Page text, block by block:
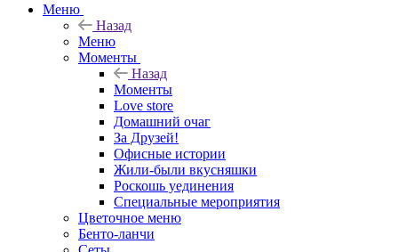
Меню
Назад
Меню
Моменты
Назад
Моменты
Love store
Домашний очаг
За Друзей!
Офисные истории
Жили-были вкусняшки
Роскошь уединения
Специальные мероприятия
Цветочное меню
Бенто-ланчи